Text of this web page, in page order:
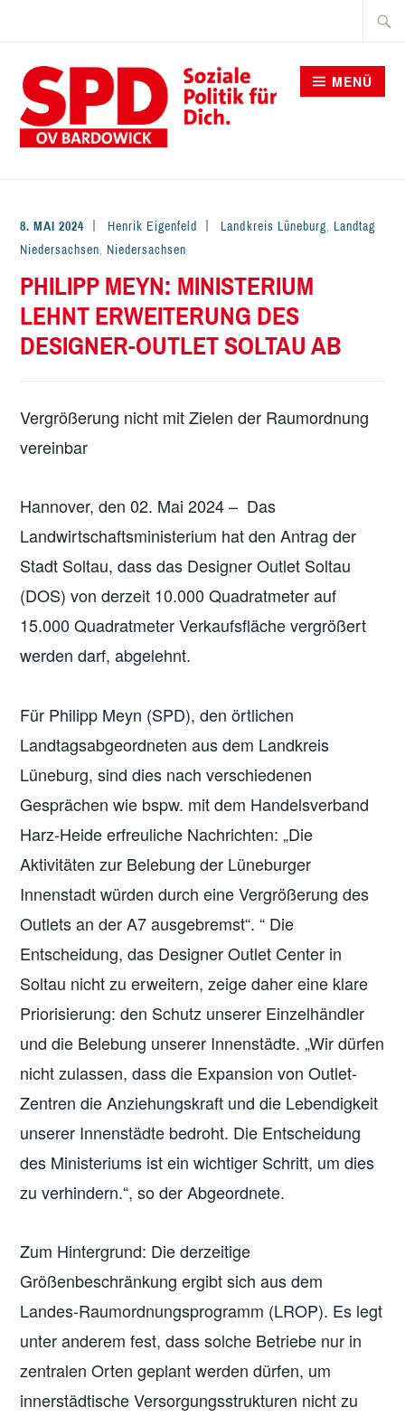
springen
Suche
MENÜ
8. MAI 2024 Henrik Eigenfeld Landkreis Lüneburg, Landtag
Niedersachsen, Niedersachsen
PHILIPP MEYN: MINISTERIUM
LEHNT ERWEITERUNG DES
DESIGNER-OUTLET SOLTAU AB
Vergrößerung nicht mit Zielen der Raumordnung
vereinbar
Hannover, den 02. Mai 2024 – Das
Landwirtschaftsministerium hat den Antrag der
Stadt Soltau, dass das Designer Outlet Soltau
(DOS) von derzeit 10.000 Quadratmeter auf
15.000 Quadratmeter Verkaufsfläche vergrößert
werden darf, abgelehnt.
Für Philipp Meyn (SPD), den örtlichen
Landtagsabgeordneten aus dem Landkreis
Lüneburg, sind dies nach verschiedenen
Gesprächen wie bspw. mit dem Handelsverband
Harz-Heide erfreuliche Nachrichten: „Die
Aktivitäten zur Belebung der Lüneburger
Innenstadt würden durch eine Vergrößerung des
Outlets an der A7 ausgebremst“. “ Die
Entscheidung, das Designer Outlet Center in
Soltau nicht zu erweitern, zeige daher eine klare
Priorisierung: den Schutz unserer Einzelhändler
und die Belebung unserer Innenstädte. „Wir dürfen
nicht zulassen, dass die Expansion von Outlet-
Zentren die Anziehungskraft und die Lebendigkeit
unserer Innenstädte bedroht. Die Entscheidung
des Ministeriums ist ein wichtiger Schritt, um dies
zu verhindern.“, so der Abgeordnete.
Zum Hintergrund: Die derzeitige
Größenbeschränkung ergibt sich aus dem
Landes-Raumordnungsprogramm (LROP). Es legt
unter anderem fest, dass solche Betriebe nur in
zentralen Orten geplant werden dürfen, um
innerstädtische Versorgungsstrukturen nicht zu